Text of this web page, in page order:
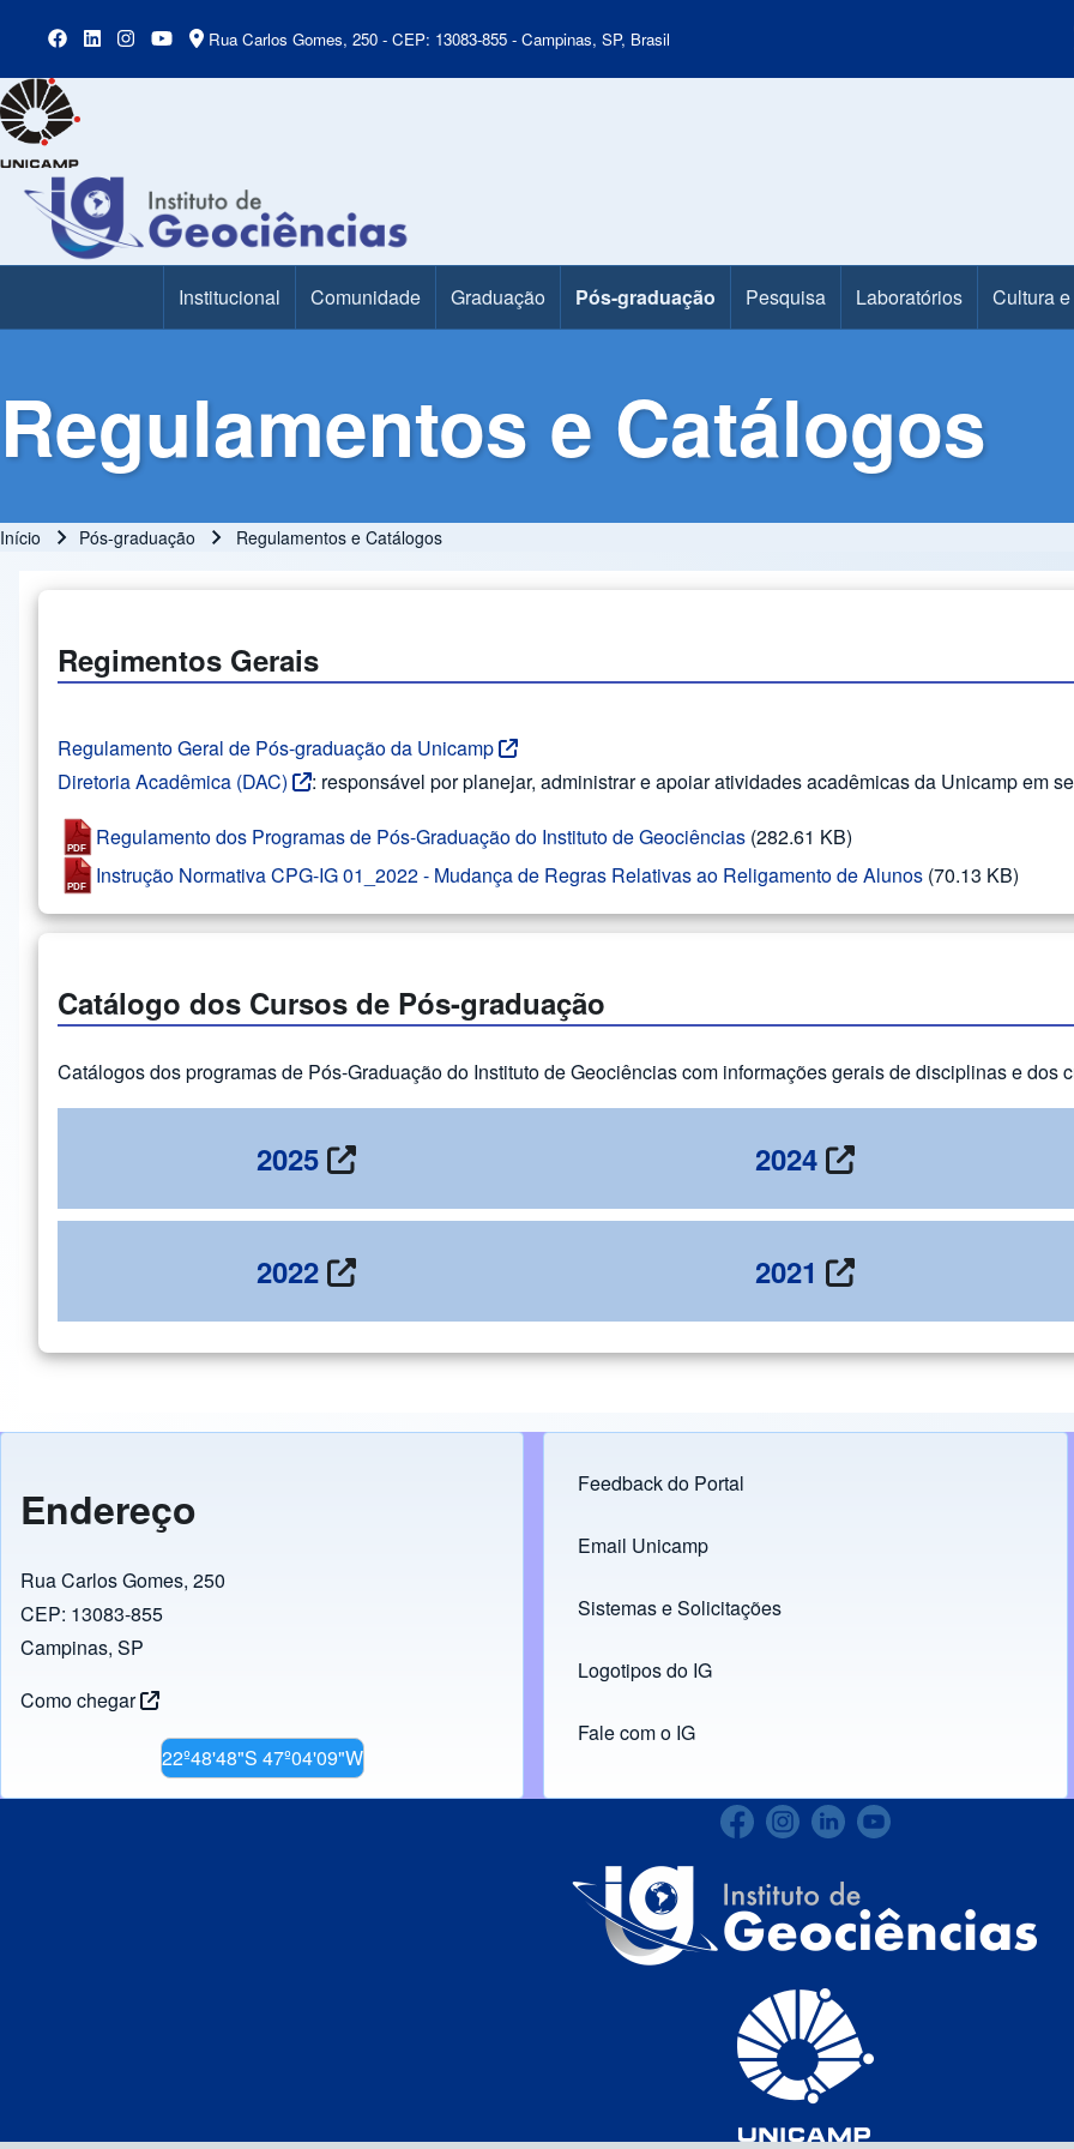
Rua Carlos Gomes, 250 - CEP: 13083-855 - Campinas, SP, Brasil
Main MenuInstitucional Comunidade Graduação Pós-graduação Pesquisa Laboratórios Cultura
Regulamentos e Catálogos
Início Pós-graduação Regulamentos e Catálogos
Regimentos Gerais
Regulamento Geral de Pós-graduação da Unicamp
Diretoria Acadêmica (DAC)
: responsável por planejar, administrar e apoiar atividades acadêmicas da Unicamp em
Regulamento dos Programas de Pós-Graduação do Instituto de Geociências (282.61 KB)
Instrução Normativa CPG-IG 01_2022 - Mudança de Regras Relativas ao Religamento de Alunos (70.13 KB)
Catálogo dos Cursos de Pós-graduação
Catálogos dos programas de Pós-Graduação do Instituto de Geociências com informações gerais de disciplinas e dos
2025 2024
2022 2021
Endereço
Rua Carlos Gomes, 250
CEP: 13083-855
Campinas, SP
Como chegar
22º48'48"S 47º04'09"W
Footer menu
Feedback do Portal
Links
Email Unicamp
(opens in new tab)
Sistemas e Solicitações
(opens in new tab)
Logotipos do IG
(opens in new tab)
Fale com o IG